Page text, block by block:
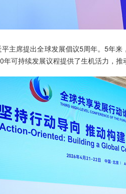
主席提出全球发展倡议5周年。5年
年可持续发展议程提供了生机活力，